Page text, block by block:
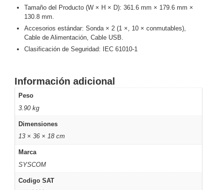
y DVRs
HD
TurboHD
/ AHD /
HD-TVI
/ Eyeball /
Turret
Motorizado
-
- TurboHD
TVI / AHD
/ CVI
Drones,
Tamaño del Producto (W × H × D): 361.6 mm × 179.6 mm ×
130.8 mm.
Accesorios estándar: Sonda × 2 (1 ×, 10 × conmutables),
Cable de Alimentación, Cable USB.
Clasificación de Seguridad: IEC 61010-1
Información adicional
Peso
3.90 kg
Dimensiones
13 × 36 × 18 cm
Marca
SYSCOM
Codigo SAT